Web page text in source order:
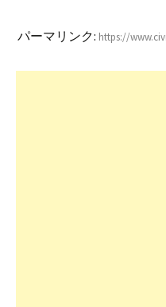
パーマリンク: https://